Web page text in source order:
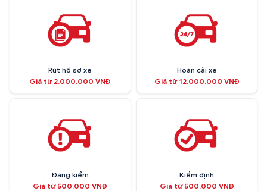
Rút hồ sơ xe
Giá từ 2.000.000 VNĐ
Hoán cải xe
Giá từ 12.000.000 VNĐ
Đăng kiểm
Giá từ 500.000 VNĐ
Kiểm định
Giá từ 500.000 VNĐ